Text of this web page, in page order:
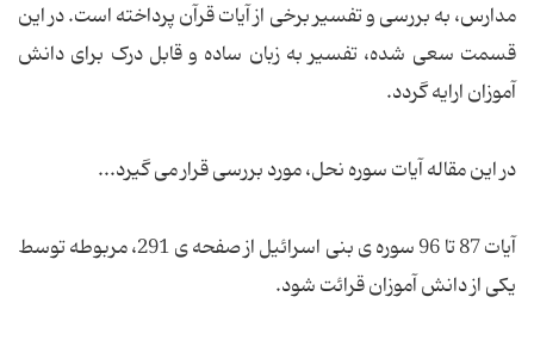
مدارس، به بررسی و تفسیر برخی از آیات قرآن پرداخته است. در این
قسمت سعی شده، تفسیر به زبان ساده و قابل درک برای دانش
آموزان ارایه گردد.
در این مقاله آیات سوره نحل، مورد بررسی قرار می گیرد...
آیات 87 تا 96 سوره ی بنی اسرائیل از صفحه ی 291، مربوطه توسط
یکی از دانش آموزان قرائت شود.